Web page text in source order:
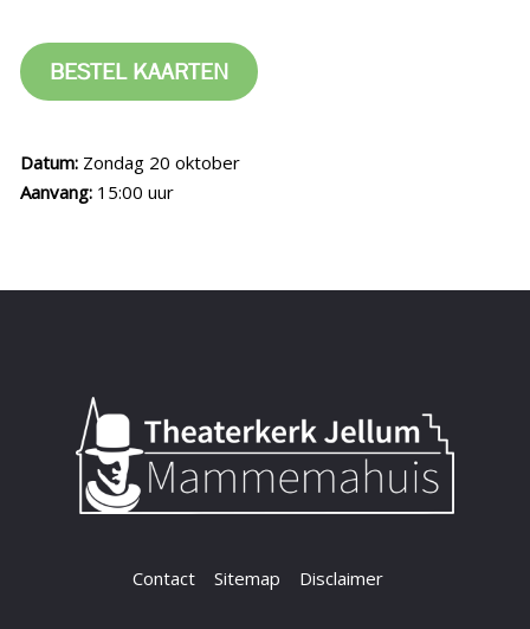
BESTEL KAARTEN
Datum: Zondag 20 oktober
Aanvang: 15:00 uur
Contact Sitemap Disclaimer